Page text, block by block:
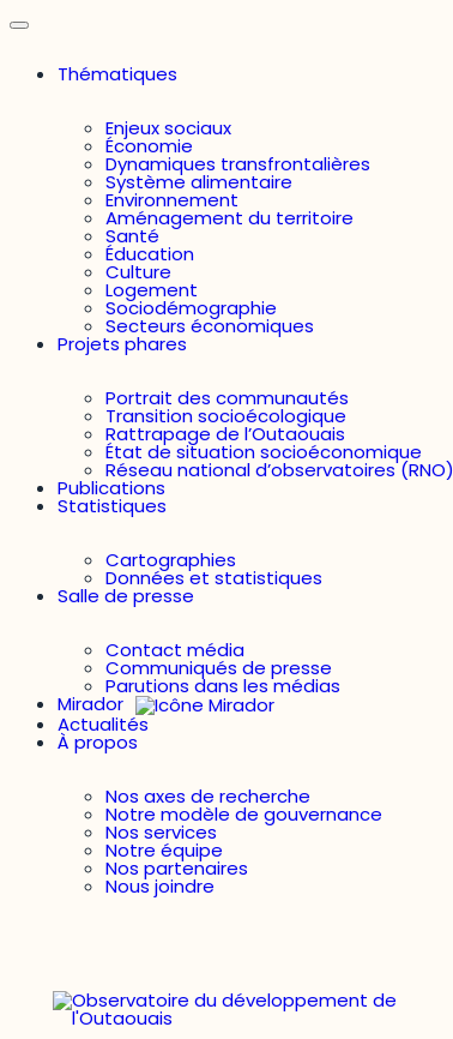
Thématiques
Enjeux sociaux
Économie
Dynamiques transfrontalières
Système alimentaire
Environnement
Aménagement du territoire
Santé
Éducation
Culture
Logement
Sociodémographie
Secteurs économiques
Projets phares
Portrait des communautés
Transition socioécologique
Rattrapage de l’Outaouais
État de situation socioéconomique
Réseau national d’observatoires (RNO)
Publications
Statistiques
Cartographies
Données et statistiques
Salle de presse
Contact média
Communiqués de presse
Parutions dans les médias
Mirador
Actualités
À propos
Nos axes de recherche
Notre modèle de gouvernance
Nos services
Notre équipe
Nos partenaires
Nous joindre